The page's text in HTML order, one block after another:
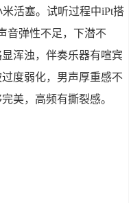
活塞。试听过程中iPt搭
音弹性不足，下潜不
浑浊，伴奏乐器有喧宾
度弱化，男声厚重感不
美，高频有撕裂感。